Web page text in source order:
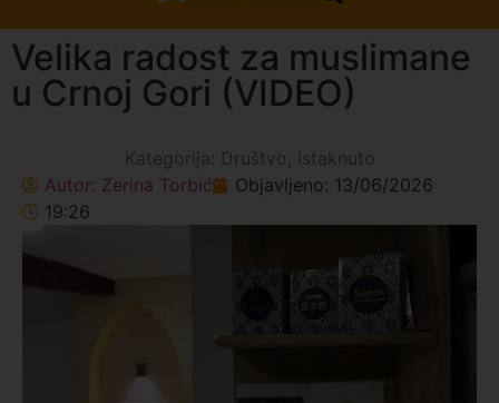
Velika radost za muslimane
u Crnoj Gori (VIDEO)
Kategorija: Društvo , Istaknuto
Autor: Zerina Torbić Objavljeno: 13/06/2026
19:26